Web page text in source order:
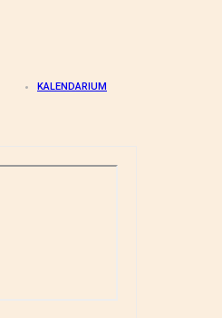
KALENDARIUM